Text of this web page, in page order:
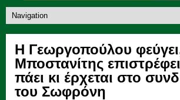
Η Γεωργοπούλου
Μποστανίτης
πάει κι έρχεται στο
του Σωφρόνη